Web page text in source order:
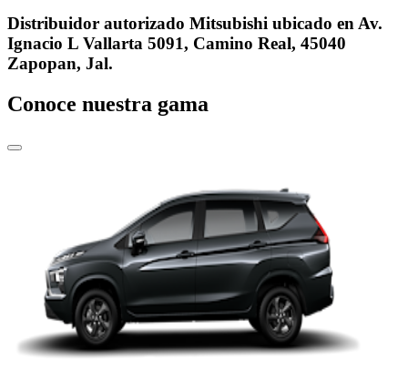
Distribuidor autorizado Mitsubishi ubicado en Av.
Ignacio L Vallarta 5091, Camino Real, 45040
Zapopan, Jal.
Conoce nuestra gama